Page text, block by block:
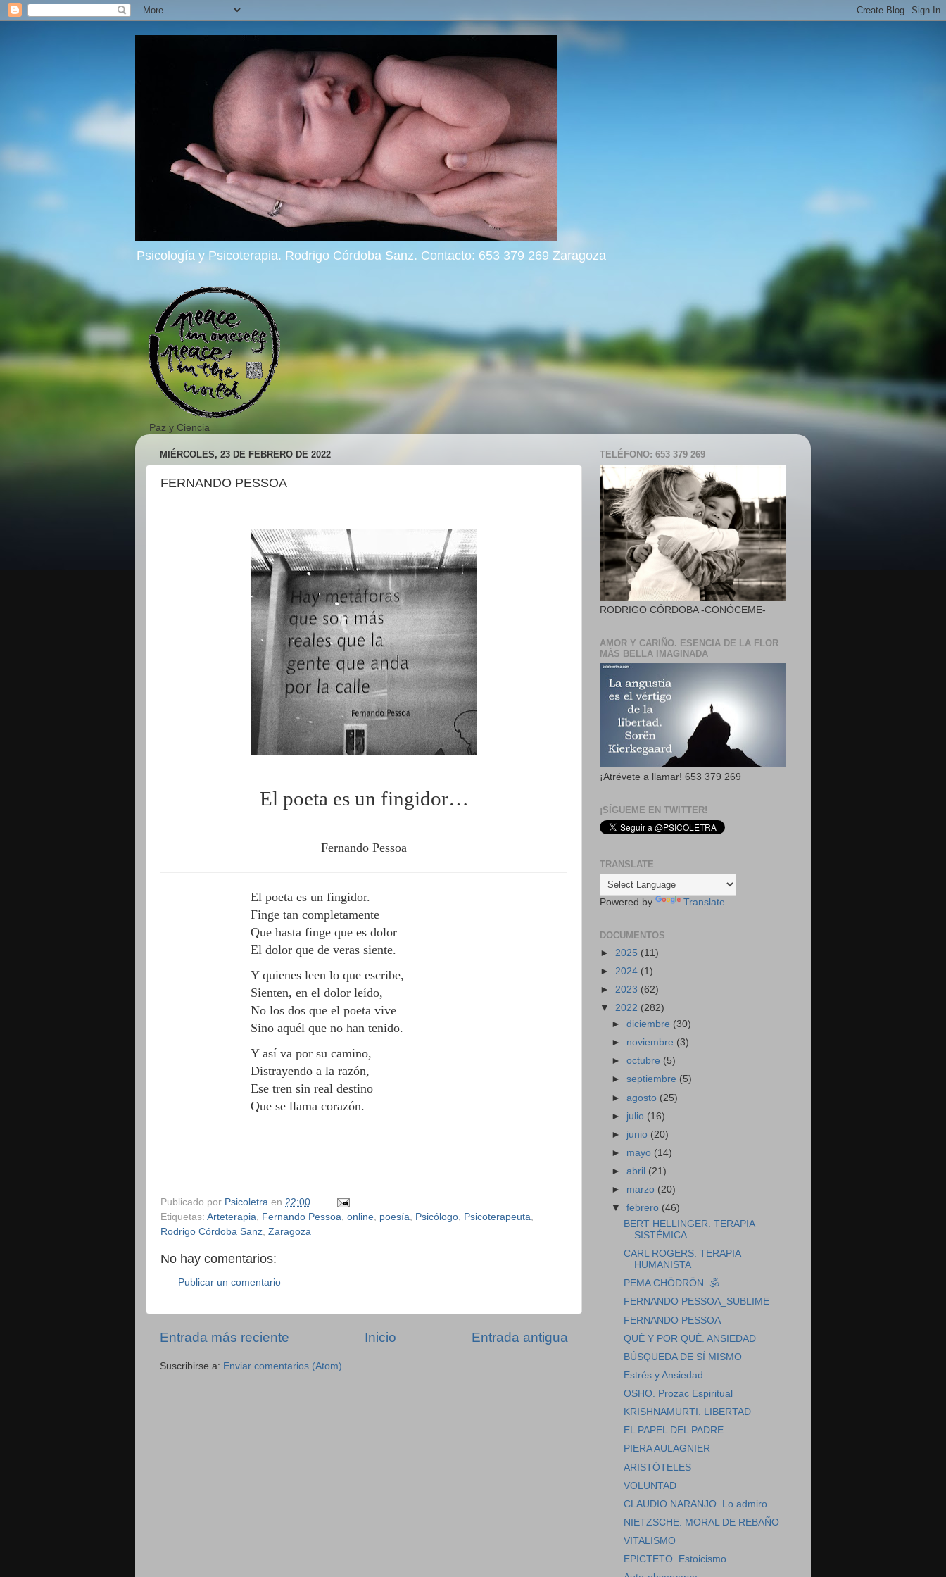
Psicología y Psicoterapia. Rodrigo Córdoba Sanz. Contacto: 653 379 269 Zaragoza
Paz y Ciencia
MIÉRCOLES, 23 DE FEBRERO DE 2022
FERNANDO PESSOA
El poeta es un fingidor…
Fernando Pessoa
El poeta es un fingidor.
Finge tan completamente
Que hasta finge que es dolor
El dolor que de veras siente.
Y quienes leen lo que escribe,
Sienten, en el dolor leído,
No los dos que el poeta vive
Sino aquél que no han tenido.
Y así va por su camino,
Distrayendo a la razón,
Ese tren sin real destino
Que se llama corazón.
Publicado por Psicoletra en 22:00
Etiquetas: Arteterapia, Fernando Pessoa, online, poesía, Psicólogo, Psicoterapeuta,
Rodrigo Córdoba Sanz, Zaragoza
No hay comentarios:
Publicar un comentario
Entrada más reciente Entrada antigua
Inicio
Suscribirse a: Enviar comentarios (Atom)
TELÉFONO: 653 379 269
RODRIGO CÓRDOBA -CONÓCEME-
AMOR Y CARIÑO. ESENCIA DE LA FLOR
MÁS BELLA IMAGINADA
¡Atrévete a llamar! 653 379 269
¡SÍGUEME EN TWITTER!
TRANSLATE
Powered by Translate
DOCUMENTOS
► 2025 (11)
► 2024 (1)
► 2023 (62)
▼ 2022 (282)
►diciembre (30)
► noviembre (3)
►octubre (5)
►septiembre (5)
►agosto (25)
► julio (16)
► junio (20)
► mayo (14)
►abril (21)
► marzo (20)
▼febrero (46)
BERT HELLINGER. TERAPIA
SISTÉMICA
CARL ROGERS. TERAPIA
HUMANISTA
PEMA CHÖDRÖN. 🕉️
FERNANDO PESSOA_SUBLIME
FERNANDO PESSOA
QUÉ Y POR QUÉ. ANSIEDAD
BÚSQUEDA DE SÍ MISMO
Estrés y Ansiedad
OSHO. Prozac Espiritual
KRISHNAMURTI. LIBERTAD
EL PAPEL DEL PADRE
PIERA AULAGNIER
ARISTÓTELES
VOLUNTAD
CLAUDIO NARANJO. Lo admiro
NIETZSCHE. MORAL DE REBAÑO
VITALISMO
EPICTETO. Estoicismo